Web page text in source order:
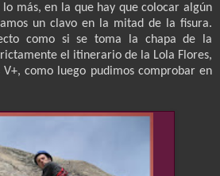
más, en la que hay que colocar algún
un clavo en la mitad de la fisura.
como si se toma la chapa de la
el itinerario de la Lola Flores,
como luego pudimos comprobar en